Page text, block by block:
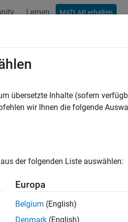
Lernen MATLAB erhalten
Seite wurde mithilfe
Sie ein Licht
Beispiel zeigt, wie Befehle
der integrierten LED verwendet
Sie TalkBack, wenn Ihre
in der Warteschlange befindet.
übersetzte Inhalte (sofern
wir Ihnen die folgende
der folgenden Liste auswählen:
Europa
Belgium (English)
Denmark (English)